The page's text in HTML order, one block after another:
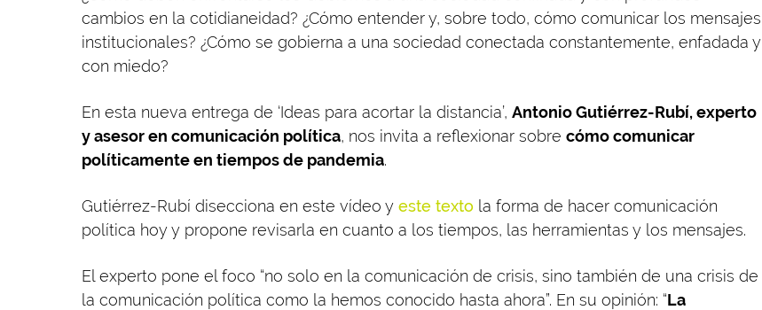
cambios en la cotidianeidad? ¿Cómo entender y, sobre todo, cómo comunicar los mensajes
institucionales? ¿Cómo se gobierna a una sociedad conectada constantemente, enfadada y
con miedo?
En esta nueva entrega de ‘Ideas para acortar la distancia’, Antonio Gutiérrez-Rubí, experto
y asesor en comunicación política, nos invita a reflexionar sobre cómo comunicar
políticamente en tiempos de pandemia.
Gutiérrez-Rubí disecciona en este vídeo y este texto la forma de hacer comunicación
política hoy y propone revisarla en cuanto a los tiempos, las herramientas y los mensajes.
El experto pone el foco “no solo en la comunicación de crisis, sino también de una crisis de
la comunicación política como la hemos conocido hasta ahora”. En su opinión: “La